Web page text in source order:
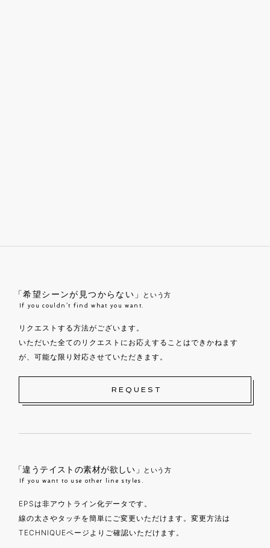
「希望シーンが見つからない」 という方
If you couldn’t find what you want.
リクエストする方法がございます。
いただいた全てのリクエストにお応えすることはできかねます
が、可能な限り対応させていただきます。
REQUEST
「違うテイストの素材が欲しい」 という方
If you want to use other line styles.
EPSは非アウトライン化データです。
線の太さやタッチを簡単にご変更いただけます。変更方法は
TECHNIQUEページよりご確認いただけます。